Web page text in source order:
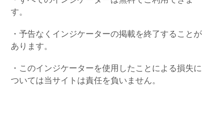
す。
・予告なくインジケーターの掲載を終了することが
あります。
・このインジケーターを使用したことによる損失に
ついては当サイトは責任を負いません。